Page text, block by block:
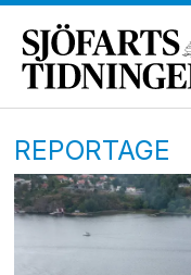
REPORTAGE